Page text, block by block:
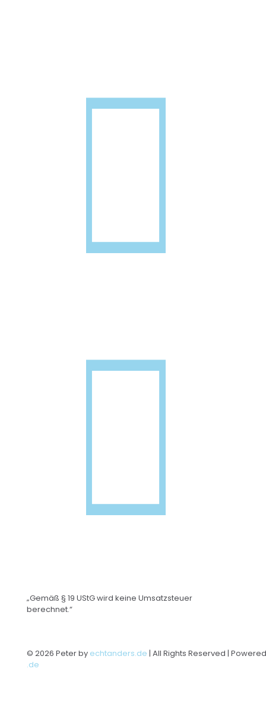
„Gemäß § 19 UStG wird keine Umsatzsteuer
berechnet.“
© 2026 Peter by echtanders.de | All Rights Reserved |
.de